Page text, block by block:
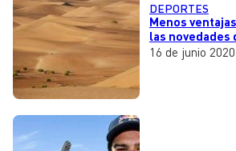
Ciudad
Radio en vivo
Tendencias
Dato en Pauta
DEPORTES
Menos
las novedades
16 de junio 2020